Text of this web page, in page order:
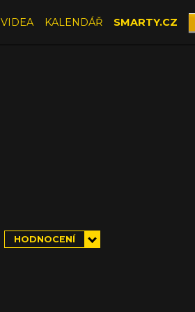
VIDEA KALENDÁŘ SMARTY.CZ
HODNOCENÍ